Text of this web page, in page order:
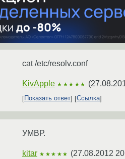
cat /etc/resolv.conf
KivApple ★★★★★ (
Показать ответ Ссылка
УМВР.
kitar ★★★★★ (27.08.2012